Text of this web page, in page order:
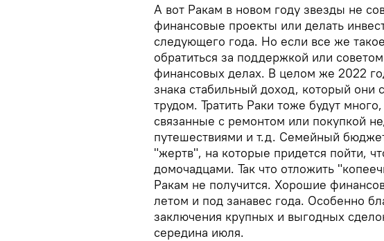
А вот Ракам в новом году звезды не
финансовые проекты или делать
следующего года. Но если все же
обратиться за поддержкой или
финансовых делах. В целом же 2022
знака стабильный доход, который они
трудом. Тратить Раки тоже будут
связанные с ремонтом или покупкой
путешествиями и т.д. Семейный
"жертв", на которые придется пойти,
домочадцами. Так что отложить
Ракам не получится. Хорошие
летом и под занавес года. Особенно
заключения крупных и выгодных
середина июля.